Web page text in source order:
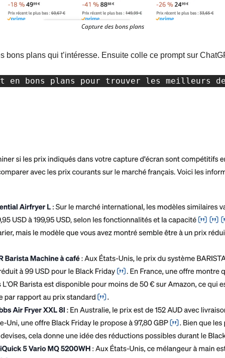
Capture des bons plans
bons plans qui t’intéresse. Ensuite colle ce prompt sur